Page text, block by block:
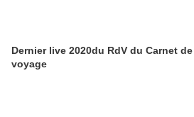
Dernier live 2020du RdV du Carnet de
voyage